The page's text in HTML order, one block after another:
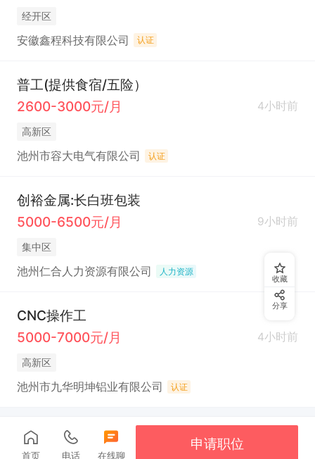
经开区
安徽鑫程科技有限公司 认证
普工(提供食宿/五险）
2600-3000元/月
4小时前
高新区
池州市容大电气有限公司 认证
创裕金属:长白班包装
5000-6500元/月
9小时前
集中区
池州仁合人力资源有限公司 人力资源
CNC操作工
5000-7000元/月
4小时前
高新区
池州市九华明坤铝业有限公司 认证
收藏
分享
首页 电话 在线聊
申请职位